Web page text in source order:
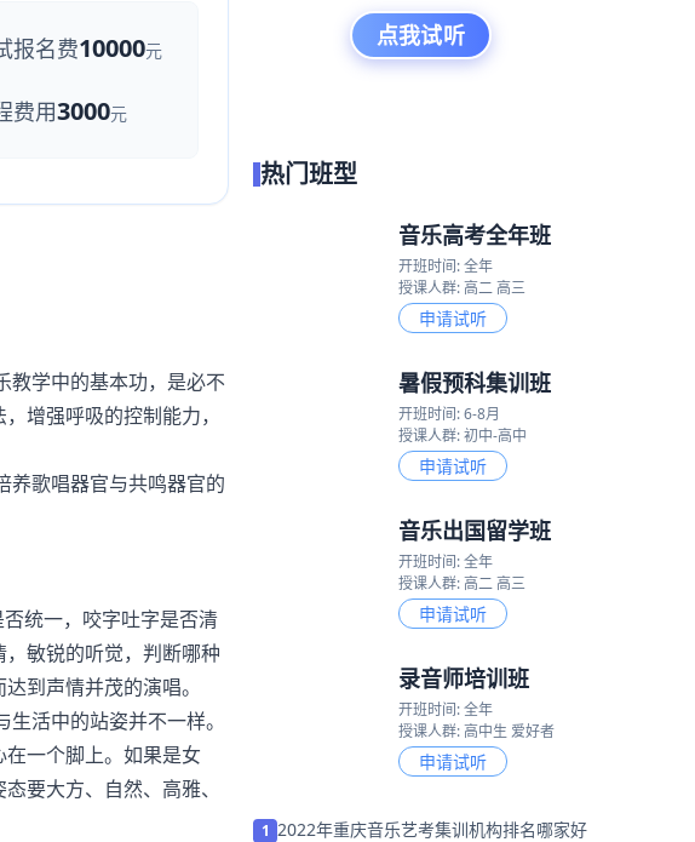
报名费10000元
费用3000元
学中的基本功，是必不
增强呼吸的控制能力，
歌唱器官与共鸣器官的
统一，咬字吐字是否清
敏锐的听觉，判断哪种
到声情并茂的演唱。
活中的站姿并不一样。
一个脚上。如果是女
要大方、自然、高雅、
点我试听
热门班型
音乐高考全年班
开班时间: 全年
授课人群: 高二 高三
申请试听
暑假预科集训班
开班时间: 6-8月
授课人群: 初中-高中
申请试听
音乐出国留学班
开班时间: 全年
授课人群: 高二 高三
申请试听
录音师培训班
开班时间: 全年
授课人群: 高中生 爱好者
申请试听
1 2022年重庆音乐艺考集训机构排名哪家好